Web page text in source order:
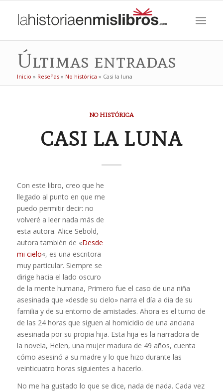
Últimas entradas
Inicio » Reseñas» No histórica » Casi la luna
NO HISTÓRICA
CASI LA LUNA
Con este libro, creo que he
llegado al punto en que me
puedo permitir decir: no
volveré a leer nada más de
esta autora. Alice Sebold,
autora también de «Desde
mi cielo«, es una escritora
muy particular. Siempre se
dirige hacia el lado oscuro
de la mente humana, Primero fue el caso de una niña
asesinada que «desde su cielo» narra el día a dia de su
familia y de su entorno de amistades. Ahora es el turno de
de las 24 horas que siguen al homicidio de una anciana
asesinada por su propia hija. Esta hija es la narradora de
la novela, Helen, una mujer madura de 49 años, cuenta
cómo asesinó a su madre y lo que hizo durante las
veinticuatro horas siguientes a hacerlo.
No me ha gustado lo que se dice, nada de nada. Cada vez